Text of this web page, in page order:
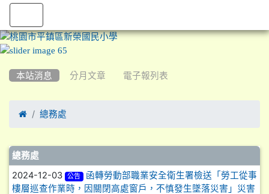
本站消息 分月文章 電子報列表
 總務處
文章列表
總務處
2024-12-03 公告
函轉勞動部職業安全衛生署檢送「勞工從事
樓層巡查作業時，因關閉高處窗戶，不慎發生墜落災害」災害